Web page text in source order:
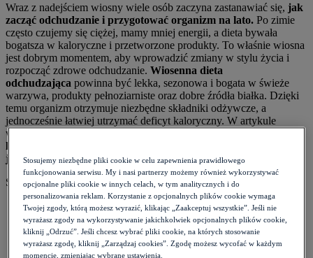
Wraz z nadejściem wiosny wiele osób zaczyna zastanawiać się, jak
zacząć odchudzanie i przygotować organizm na lato. Po zimie
często czujemy się ciężej, mamy mniej energii, a dieta bywała
bogatsza w kaloryczne i przetworzone produkty. To właśnie wiosna
jest dobrym momentem, aby wprowadzić zmiany w stylu życia i
rozpocząć zdrowe odchudzanie. Wiosenna dieta
odchudzająca powinna być lekka, sezonowa i bogata w świeże
warzywa, produkty pełnoziarniste oraz dobre źródła białka. Dzięki
temu organizm otrzymuje niezbędne składniki odżywcze, a
jednocześnie łatwiej utrzymać deficyt kaloryczny. W artykule
wyjaśniamy,
kupować w marcu i kwietniu oraz jak wygląda przykładowy
jadłospis na kilka dni.
Spis treści:
Czym jest wiosenna dieta odchudzająca?
Jak zacząć odchudzanie na wiosnę?
Co kupować w marcu i kwietniu, żeby schudnąć?
Dieta na wiosenne przesilenie – co jeść przy braku energii?
Stosujemy niezbędne pliki cookie w celu zapewnienia prawidłowego
funkcjonowania serwisu. My i nasi partnerzy możemy również wykorzystywać
opcjonalne pliki cookie w innych celach, w tym analitycznych i do
personalizowania reklam. Korzystanie z opcjonalnych plików cookie wymaga
Twojej zgody, którą możesz wyrazić, klikając „Zaakceptuj wszystkie”. Jeśli nie
wyrażasz zgody na wykorzystywanie jakichkolwiek opcjonalnych plików cookie,
kliknij „Odrzuć”. Jeśli chcesz wybrać pliki cookie, na których stosowanie
wyrażasz zgodę, kliknij „Zarządzaj cookies”. Zgodę możesz wycofać w każdym
momencie, zmieniając wybrane ustawienia.